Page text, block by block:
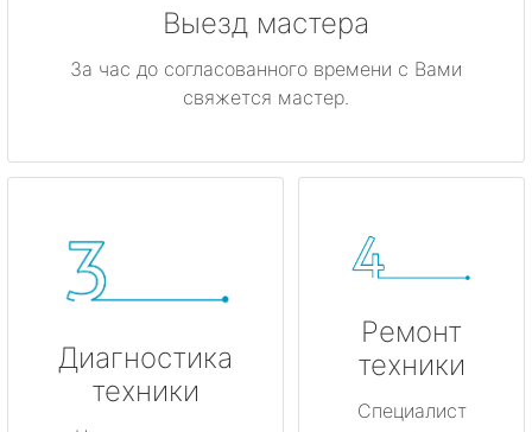
Выезд мастера
За час до согласованного времени с Вами
свяжется мастер.
Диагностика
техники
Ремонт
техники
Специалист